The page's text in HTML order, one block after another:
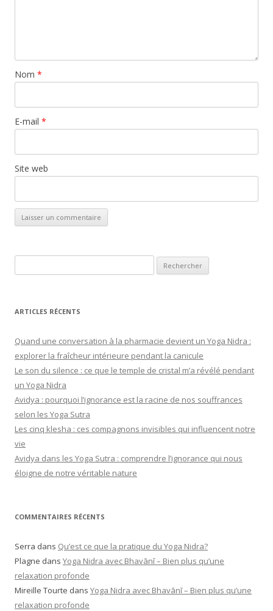
Nom *
E-mail *
Site web
ARTICLES RÉCENTS
Quand une conversation à la pharmacie devient un Yoga Nidra :
explorer la fraîcheur intérieure pendant la canicule
Le son du silence : ce que le temple de cristal m’a révélé pendant
un Yoga Nidra
Avidya : pourquoi l’ignorance est la racine de nos souffrances
selon les Yoga Sutra
Les cinq klesha : ces compagnons invisibles qui influencent notre
vie
Avidya dans les Yoga Sutra : comprendre l’ignorance qui nous
éloigne de notre véritable nature
COMMENTAIRES RÉCENTS
Serra dans Qu’est ce que la pratique du Yoga Nidra?
Plagne dans Yoga Nidra avec Bhavānī – Bien plus qu’une
relaxation profonde
Mireille Tourte dans Yoga Nidra avec Bhavānī – Bien plus qu’une
relaxation profonde